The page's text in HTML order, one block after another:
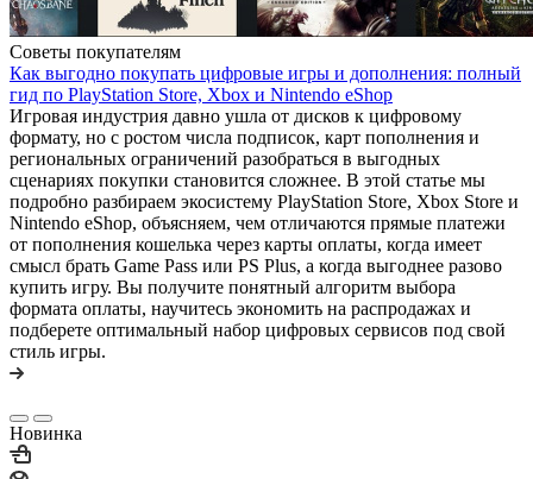
Советы покупателям
Как выгодно покупать цифровые игры и дополнения: полный
гид по PlayStation Store, Xbox и Nintendo eShop
Игровая индустрия давно ушла от дисков к цифровому
формату, но с ростом числа подписок, карт пополнения и
региональных ограничений разобраться в выгодных
сценариях покупки становится сложнее. В этой статье мы
подробно разбираем экосистему PlayStation Store, Xbox Store и
Nintendo eShop, объясняем, чем отличаются прямые платежи
от пополнения кошелька через карты оплаты, когда имеет
смысл брать Game Pass или PS Plus, а когда выгоднее разово
купить игру. Вы получите понятный алгоритм выбора
формата оплаты, научитесь экономить на распродажах и
подберете оптимальный набор цифровых сервисов под свой
стиль игры.
Новинка